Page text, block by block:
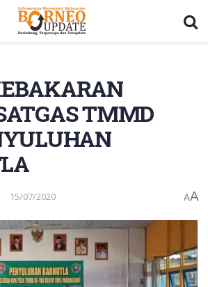
TMMD
15/07/2020 AA